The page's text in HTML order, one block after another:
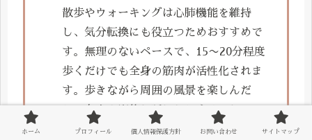
散歩やウォーキングは心肺機能を維持
し、気分転換にも役立つためおすすめで
す。無理のないペースで、15〜20分程度
歩くだけでも全身の筋肉が活性化されま
す。歩きながら周囲の風景を楽しんだ
り、友人や家族と話したりすることで、
気分もリフレッシュされます。
ホーム プロフィール 個人情報保護方針 お問い合わせ サイトマップ